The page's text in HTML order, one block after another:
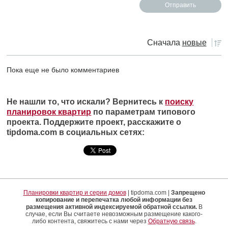
Сначала новые
Пока еще не было комментариев
Не нашли то, что искали? Вернитесь к поиску
планировок квартир по параметрам типового
проекта. Поддержите проект, расскажите о
tipdoma.com в социальных сетях:
Планировки квартир и серии домов| tipdoma.com | Запрещено
копирование и перепечатка любой информации без
размещения активной индексируемой обратной ссылки.В
случае, если Вы считаете невозможным размещение какого-
либо контента, свяжитесь с нами через Обратную связь.